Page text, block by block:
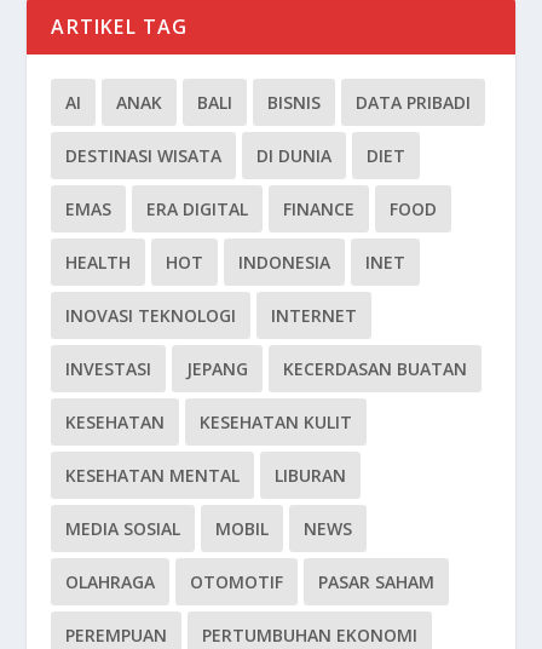
ARTIKEL TAG
AI ANAK BALI BISNIS DATA PRIBADI
DESTINASI WISATA DI DUNIA DIET
EMAS ERA DIGITAL FINANCE FOOD
HEALTH HOT INDONESIA INET
INOVASI TEKNOLOGI INTERNET
INVESTASI JEPANG KECERDASAN BUATAN
KESEHATAN KESEHATAN KULIT
KESEHATAN MENTAL LIBURAN
MEDIA SOSIAL MOBIL NEWS
OLAHRAGA OTOMOTIF PASAR SAHAM
PEREMPUAN PERTUMBUHAN EKONOMI